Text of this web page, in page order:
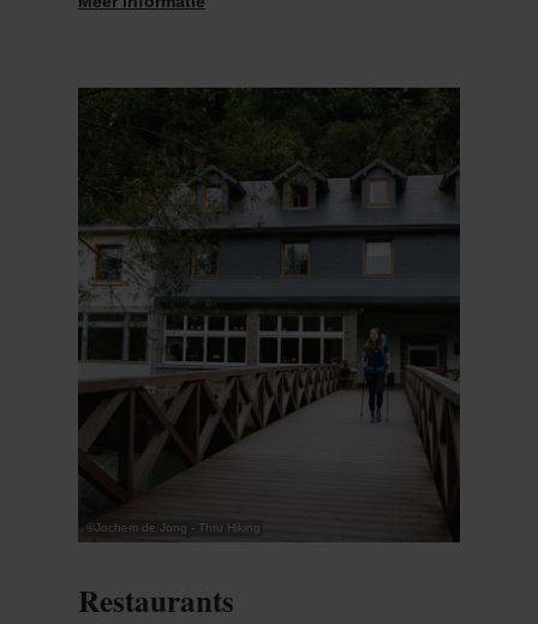
©Jochem de Jong - Thru Hiking
Restaurants